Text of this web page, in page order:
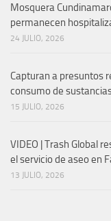
Mosquera
permanecen
24 JULIO, 2026
Capturan a presuntos
consumo de
15 JULIO, 2026
VIDEO | Trash Global
el servicio de aseo en
13 JULIO, 2026